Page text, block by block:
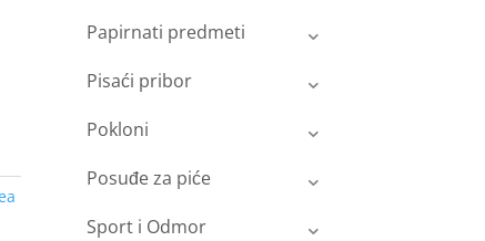
Papirnati predmeti
Pisaći pribor
Pokloni
Posuđe za piće
Sport i Odmor